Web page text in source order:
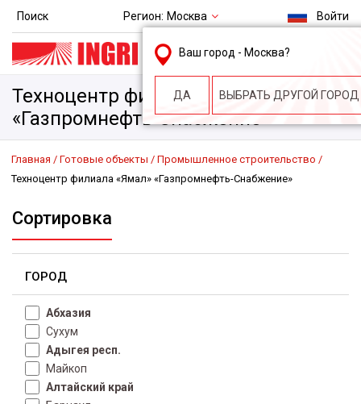
Поиск Регион: Москва
Ваш город - Москва?
ДА ВЫБРАТЬ ДРУГОЙ ГОРОД
Войти
msk@ingri.ru
пн. – пт.: 9.00-18.00
Техноцентр филиала «Ямал»
«Газпромнефть-Снабжение»
Главная Готовые объекты
Промышленное строительство
Техноцентр филиала «Ямал» «Газпромнефть-Снабжение»
Сортировка
ГОРОД
Абхазия
Сухум
Адыгея респ.
Майкоп
Алтайский край